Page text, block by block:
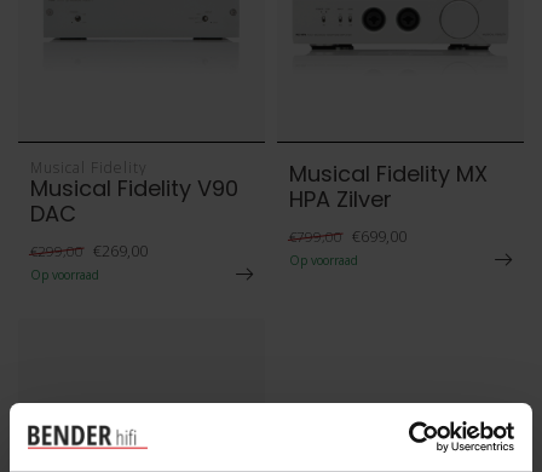
Musical Fidelity
Musical Fidelity V90
DAC
€299,00 €269,00
Op voorraad
Musical Fidelity MX
HPA Zilver
€799,00 €699,00
Op voorraad